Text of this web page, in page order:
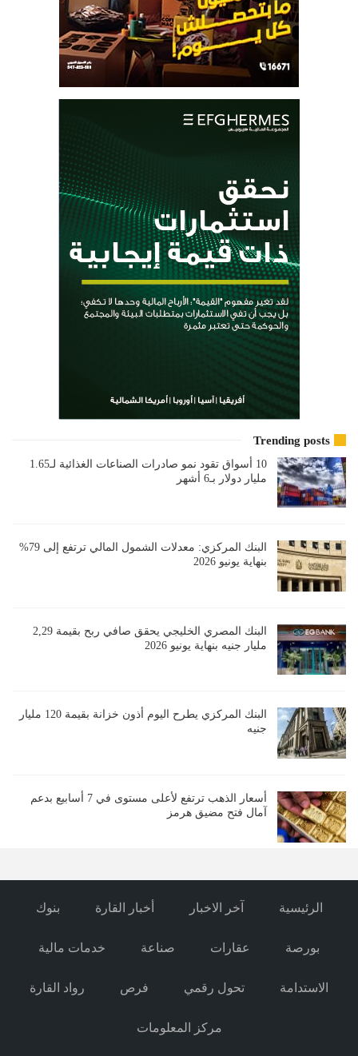
Trending posts
10 أسواق تقود نمو صادرات الصناعات الغذائية لـ1.65
مليار دولار بـ6 أشهر
البنك المركزي: معدلات الشمول المالي ترتفع إلى 79%
بنهاية يونيو 2026
البنك المصري الخليجي يحقق صافي ربح بقيمة 2,29
مليار جنيه بنهاية يونيو 2026
البنك المركزي يطرح اليوم أذون خزانة بقيمة 120 مليار
جنيه
أسعار الذهب ترتفع لأعلى مستوى في 7 أسابيع بدعم
آمال فتح مضيق هرمز
الرئيسية آخر الاخبار أخبار القارة بنوك
بورصة عقارات صناعة خدمات مالية
الاستدامة تحول رقمي فرص رواد القارة
مركز المعلومات